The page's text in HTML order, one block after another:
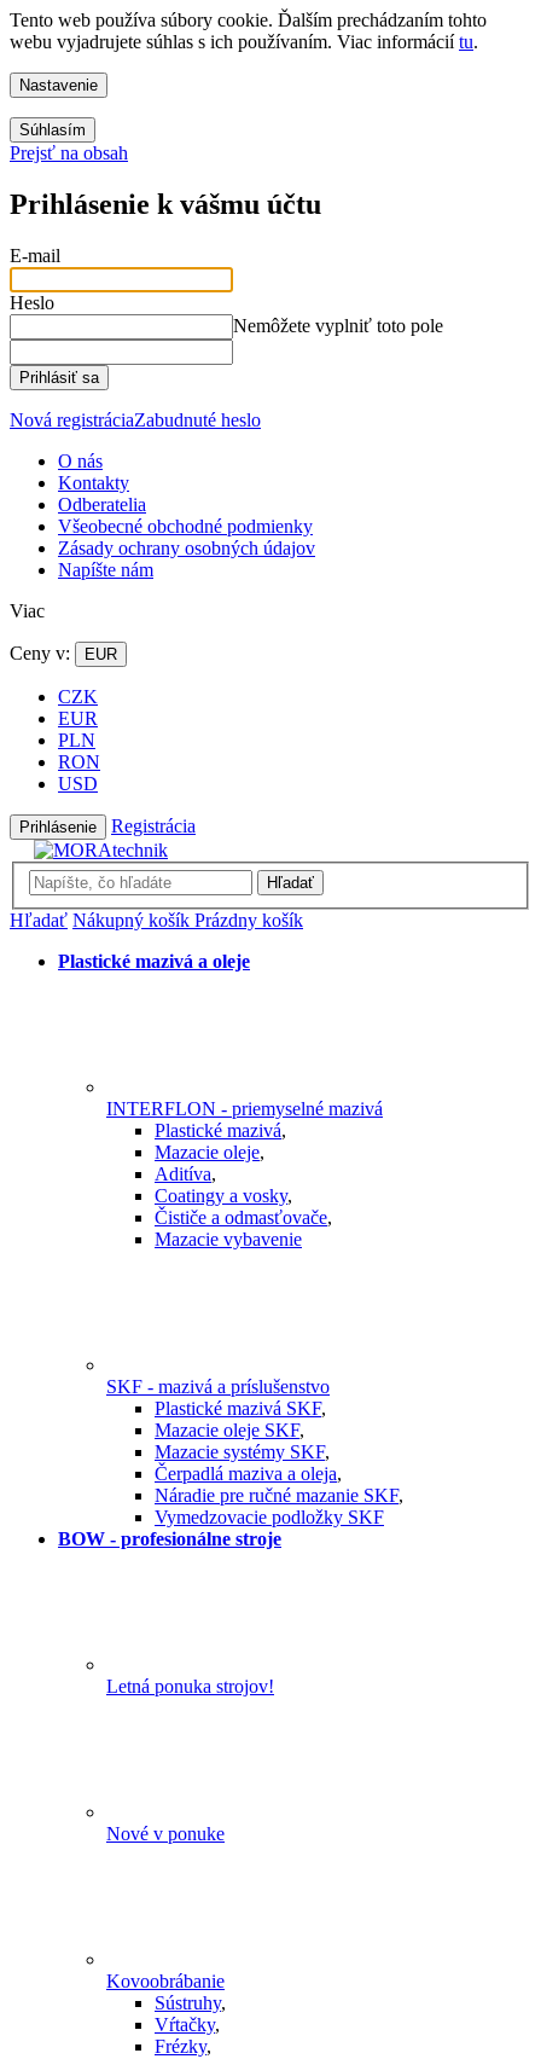
Tento web používa súbory cookie. Ďalším prechádzaním tohto
webu vyjadrujete súhlas s ich používaním. Viac informáciítu.
Nastavenie
Súhlasím
Prejsť na obsah
Prihlásenie k vášmu účtu
E-mail
Heslo
Nemôžete vyplniť toto pole
Prihlásiť sa
Nová registráciaZabudnuté heslo
O nás
Kontakty
Odberatelia
Všeobecné obchodné podmienky
Zásady ochrany osobných údajov
Napíšte nám
Viac
Ceny v: EUR
CZK
EUR
PLN
RON
USD
Prihlásenie Registrácia
Hľadať
Hľadať Nákupný košík Prázdny košík
Plastické mazivá a oleje
INTERFLON - priemyselné mazivá
Plastické mazivá,
Mazacie oleje,
Aditíva,
Coatingy a vosky,
Čističe a odmasťovače,
Mazacie vybavenie
SKF - mazivá a príslušenstvo
Plastické mazivá SKF,
Mazacie oleje SKF,
Mazacie systémy SKF,
Čerpadlá maziva a oleja,
Náradie pre ručné mazanie SKF,
Vymedzovacie podložky SKF
BOW - profesionálne stroje
Letná ponuka strojov!
Nové v ponuke
Kovoobrábanie
Sústruhy,
Vŕtačky,
Frézky,